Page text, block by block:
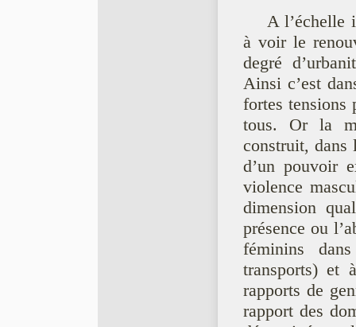
A l’échelle
à voir le
degré
Ainsi c’est
fortes
tous. Or la
construit, dans
d’un pouvoir
violence
dimension
présence ou
féminins
transports) et
rapports de
rapport des